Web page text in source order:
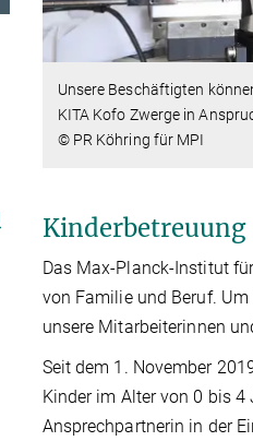
Unsere Beschäftigten
KITA Kofo Zwerge in
© PR Köhring für MPI
Kinderbetreuung
Das Max-Planck-Institut
von Familie und Beruf.
unsere Mitarbeiterinnen
Seit dem 1. November
Kinder im Alter von 0 bis
Ansprechpartnerin in der